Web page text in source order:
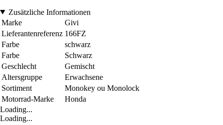
Zusätzliche Informationen
Marke
Givi
Lieferantenreferenz 166FZ
Farbe
schwarz
Farbe
Schwarz
Geschlecht
Gemischt
Altersgruppe
Erwachsene
Sortiment
Monokey ou Monolock
Motorrad-Marke
Honda
Loading...
Loading...